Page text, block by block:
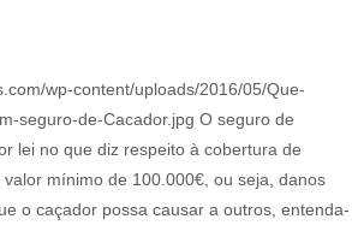
wp-content/uploads/2016/05/Que-
seguro-de-Cacador.jpg O seguro de
lei no que diz respeito à cobertura de
valor mínimo de 100.000€, ou seja, danos
o caçador possa causar a outros, entenda-